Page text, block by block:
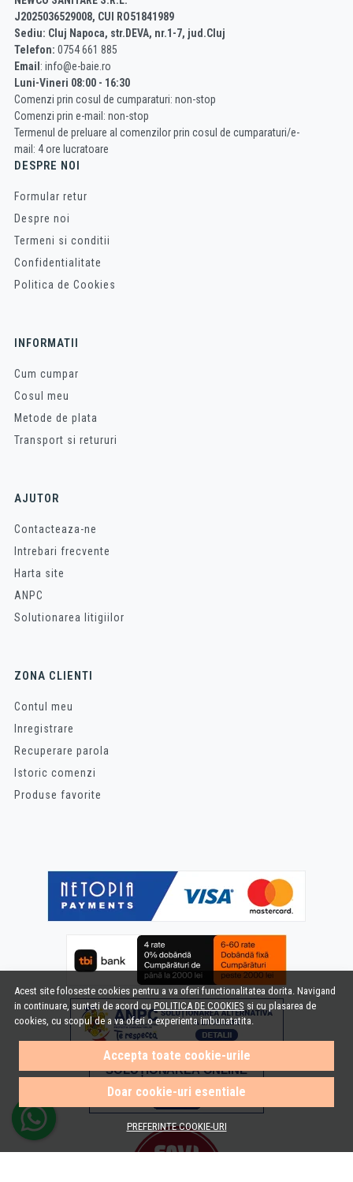
Acest site foloseste cookies pentru a va oferi functionalitatea dorita. Navigand
in continuare, sunteti de acord cuPOLITICA DE COOKIES si cu plasarea de
cookies, cu scopul de a va oferi o experienta imbunatatita.
Accepta toate cookie-urile
Doar cookie-uri esentiale
PREFERINTE COOKIE-URI
J2025036529008, CUI RO51841989
Sediu: Cluj Napoca, str.DEVA, nr.1-7, jud.Cluj
Telefon: 0754 661 885
Email : info@e-baie.ro
Luni-Vineri 08:00 - 16:30
Comenzi prin cosul de cumparaturi: non-stop
Comenzi prin e-mail: non-stop
Termenul de preluare al comenzilor prin cosul de cumparaturi/e-
mail: 4 ore lucratoare
DESPRE NOI
Formular retur
Despre noi
Termeni si conditii
Confidentialitate
Politica de Cookies
INFORMATII
Cum cumpar
Cosul meu
Metode de plata
Transport si retururi
AJUTOR
Contacteaza-ne
Intrebari frecvente
Harta site
ANPC
Solutionarea litigiilor
ZONA CLIENTI
Contul meu
Inregistrare
Recuperare parola
Istoric comenzi
Produse favorite